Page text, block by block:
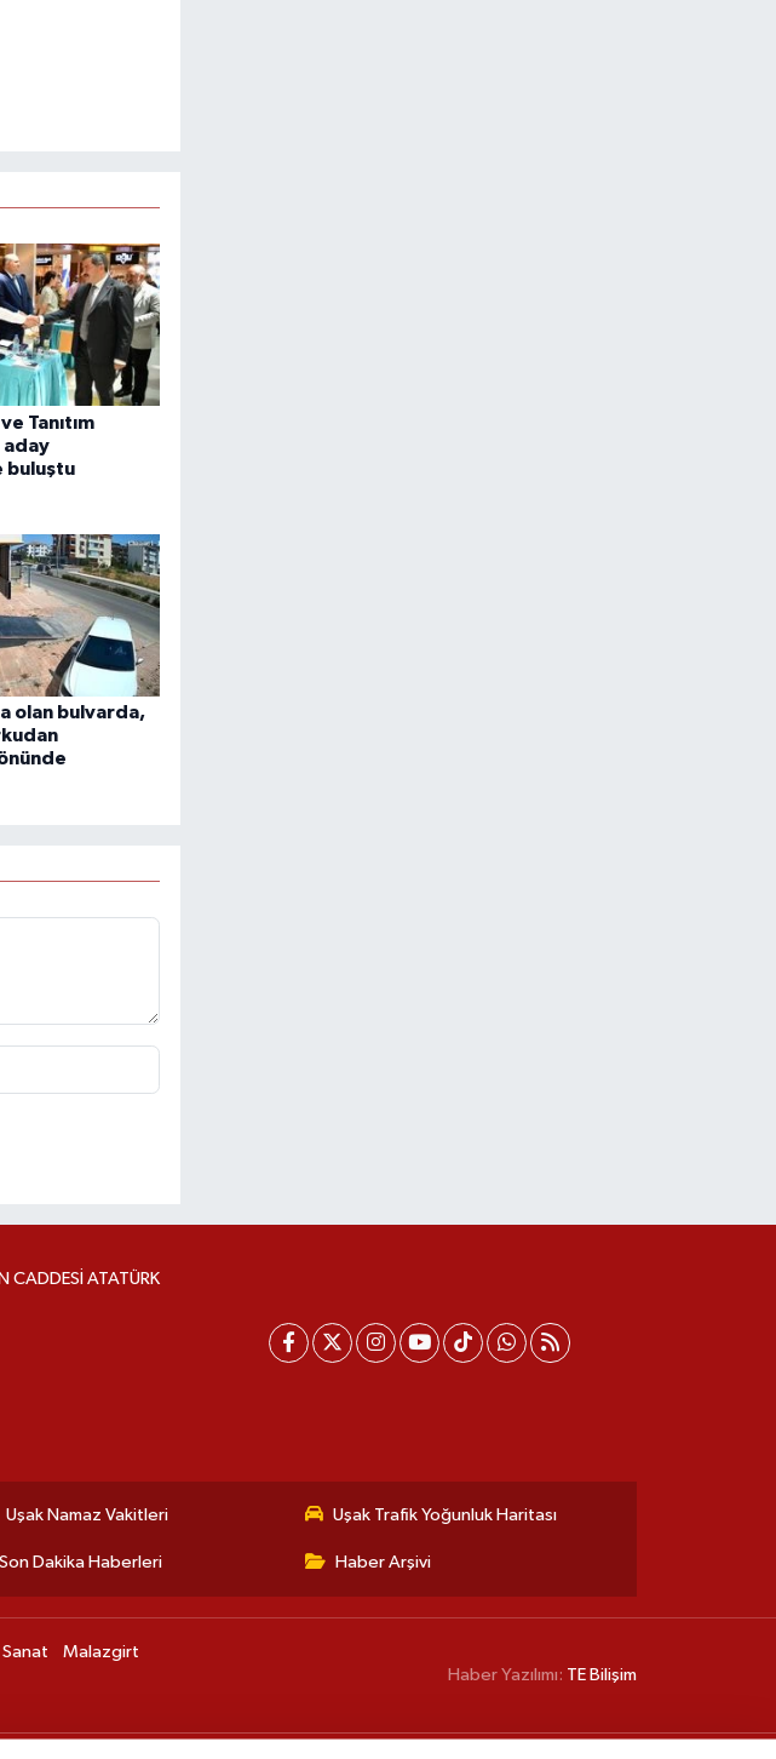
Tanıtım
aday
buluştu
olan bulvarda,
CADDESİ ATATÜRK
Uşak Namaz Vakitleri Uşak Trafik Yoğunluk Haritası
Son Dakika Haberleri Haber Arşivi
Sanat
Malazgirt
Haber Yazılımı: TE Bilişim